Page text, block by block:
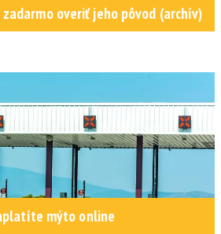
overiť jeho pôvod (archív)
mýto online